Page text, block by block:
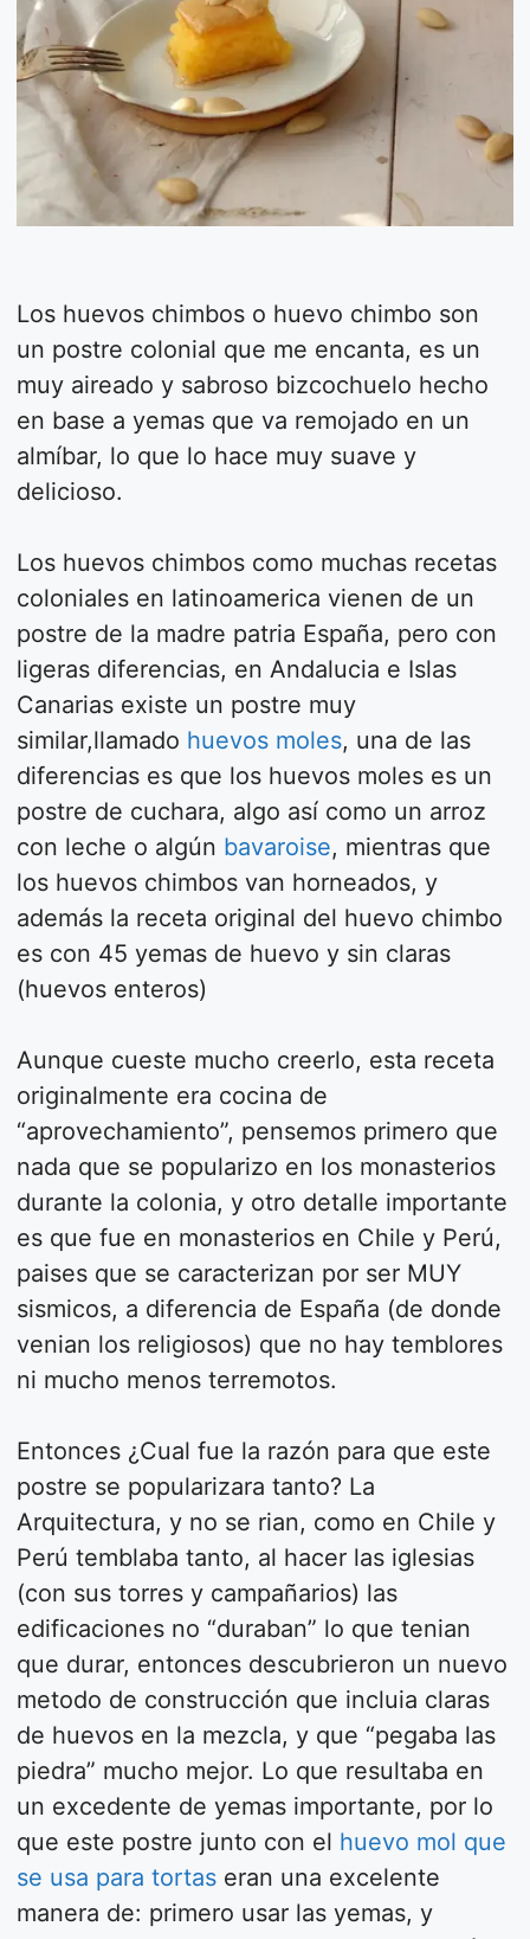
Los huevos chimbos o huevo chimbo son
un postre colonial que me encanta, es un
muy aireado y sabroso bizcochuelo hecho
en base a yemas que va remojado en un
almíbar, lo que lo hace muy suave y
delicioso.
Los huevos chimbos como muchas recetas
coloniales en latinoamerica vienen de un
postre de la madre patria España, pero con
ligeras diferencias, en Andalucia e Islas
Canarias existe un postre muy
similar,llamado huevos moles, una de las
diferencias es que los huevos moles es un
postre de cuchara, algo así como un arroz
con leche o algún bavaroise, mientras que
los huevos chimbos van horneados, y
además la receta original del huevo chimbo
es con 45 yemas de huevo y sin claras
(huevos enteros)
Aunque cueste mucho creerlo, esta receta
originalmente era cocina de
“aprovechamiento”, pensemos primero que
nada que se popularizo en los monasterios
durante la colonia, y otro detalle importante
es que fue en monasterios en Chile y Perú,
paises que se caracterizan por ser MUY
sismicos, a diferencia de España (de donde
venian los religiosos) que no hay temblores
ni mucho menos terremotos.
Entonces ¿Cual fue la razón para que este
postre se popularizara tanto? La
Arquitectura, y no se rian, como en Chile y
Perú temblaba tanto, al hacer las iglesias
(con sus torres y campañarios) las
edificaciones no “duraban” lo que tenian
que durar, entonces descubrieron un nuevo
metodo de construcción que incluia claras
de huevos en la mezcla, y que “pegaba las
piedra” mucho mejor. Lo que resultaba en
un excedente de yemas importante, por lo
que este postre junto con el huevo mol que
se usa para tortas eran una excelente
manera de: primero usar las yemas, y